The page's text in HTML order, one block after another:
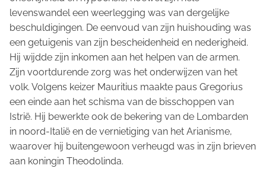
levenswandel een weerlegging was van dergelijke
beschuldigingen. De eenvoud van zijn huishouding was
een getuigenis van zijn bescheidenheid en nederigheid.
Hij wijdde zijn inkomen aan het helpen van de armen.
Zijn voortdurende zorg was het onderwijzen van het
volk. Volgens keizer Mauritius maakte paus Gregorius
een einde aan het schisma van de bisschoppen van
Istrië. Hij bewerkte ook de bekering van de Lombarden
in noord-Italië en de vernietiging van het Arianisme,
waarover hij buitengewoon verheugd was in zijn brieven
aan koningin Theodolinda.